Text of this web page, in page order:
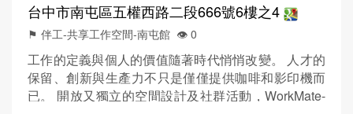
台中市南屯區五權西路二段666號6樓之4
⚑ 伴工-共享工作空間-南屯館 👁️‍ 0
工作的定義與個人的價值隨著時代悄悄改變。 人才的
保留、創新與生產力不只是僅僅提供咖啡和影印機而
已。 開放又獨立的空間設計及社群活動，WorkMate-